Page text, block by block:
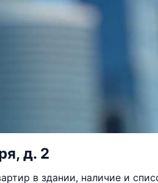
д. 2
в здании, наличие и